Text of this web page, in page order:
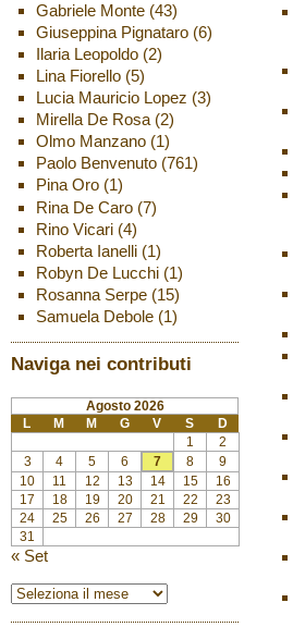
Gabriele Monte(43)
Giuseppina Pignataro(6)
Ilaria Leopoldo(2)
Lina Fiorello(5)
Lucia Mauricio Lopez (3)
Mirella De Rosa(2)
Olmo Manzano(1)
Paolo Benvenuto(761)
Pina Oro(1)
Rina De Caro(7)
Rino Vicari(4)
Roberta Ianelli(1)
Robyn De Lucchi(1)
Rosanna Serpe(15)
Samuela Debole(1)
Naviga nei contributi
Agosto 2026
L
M M G V S
D
1
2
3
4 5 6 7 8
9
10
11 12 13 14 15
16
17
18 19 20 21 22
23
24
25 26 27 28 29
30
31
« Set